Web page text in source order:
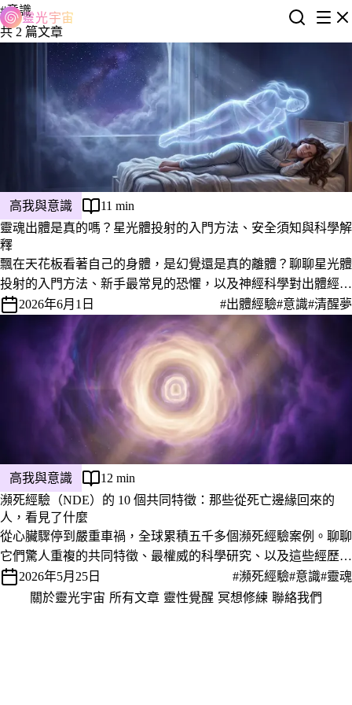
靈光宇宙
#意識
共 2 篇文章
高我與意識
11 min
靈魂出體是真的嗎？星光體投射的入門方法、安全須知與科學解
釋
飄在天花板看著自己的身體，是幻覺還是真的離體？聊聊星光體
投射的入門方法、新手最常見的恐懼，以及神經科學對出體經驗
到底怎麼解釋。
2026年6月1日 #出體經驗#意識#清醒夢
高我與意識
12 min
瀕死經驗（NDE）的 10 個共同特徵：那些從死亡邊緣回來的
人，看見了什麼
從心臟驟停到嚴重車禍，全球累積五千多個瀕死經驗案例。聊聊
它們驚人重複的共同特徵、最權威的科學研究、以及這些經歷者
回來後共同改變的人生樣貌。
2026年5月25日 #瀕死經驗#意識#靈魂
關於靈光宇宙 所有文章 靈性覺醒 冥想修練 聯絡我們